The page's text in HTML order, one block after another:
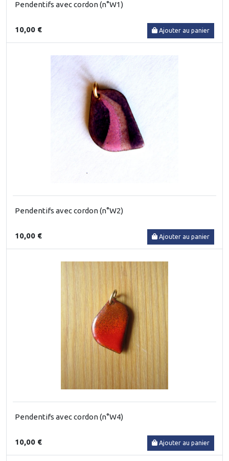
Pendentifs avec cordon (n°W1)
10,00 € Ajouter au panier
Pendentifs avec cordon (n°W2)
10,00 € Ajouter au panier
Pendentifs avec cordon (n°W4)
10,00 € Ajouter au panier